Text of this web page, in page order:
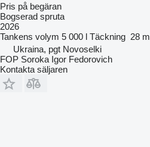
Pris på begäran
Bogserad spruta
2026
Tankens volym 5 000 l Täckning 28 m
Ukraina, pgt Novoselki
FOP Soroka Igor Fedorovich
Kontakta säljaren